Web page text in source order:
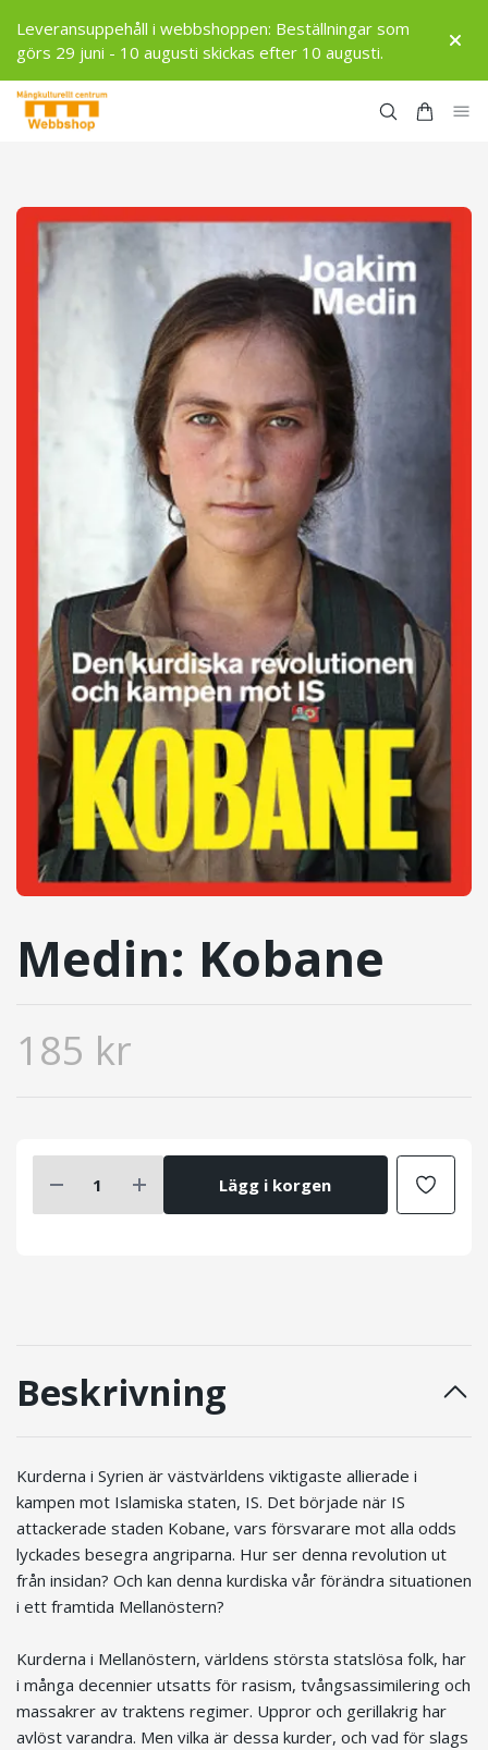
Leveransuppehåll i webbshoppen: Beställningar som
görs 29 juni - 10 augusti skickas efter 10 augusti.
Medin: Kobane
185 kr
Lägg i korgen
Beskrivning
Kurderna i Syrien är västvärldens viktigaste allierade i
kampen mot Islamiska staten, IS. Det började när IS
attackerade staden Kobane, vars försvarare mot alla odds
lyckades besegra angriparna. Hur ser denna revolution ut
från insidan? Och kan denna kurdiska vår förändra situationen
i ett framtida Mellanöstern?
Kurderna i Mellanöstern, världens största statslösa folk, har
i många decennier utsatts för rasism, tvångsassimilering och
massakrer av traktens regimer. Uppror och gerillakrig har
avlöst varandra. Men vilka är dessa kurder, och vad för slags